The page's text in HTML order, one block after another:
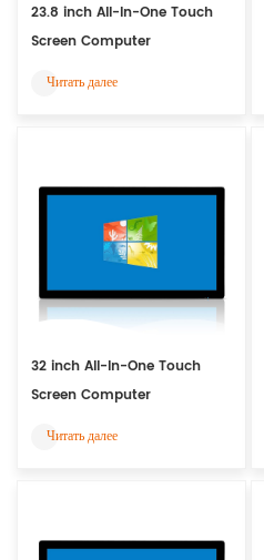
23.8 inch All-In-One Touch
Screen Computer
Читать далее
32 inch All-In-One Touch
Screen Computer
Читать далее